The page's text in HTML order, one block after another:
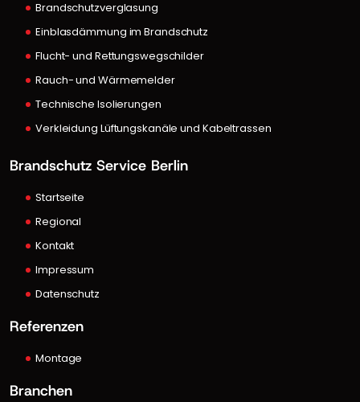
Brandschutzverglasung
Einblasdämmung im Brandschutz
Flucht- und Rettungswegschilder
Rauch- und Wärmemelder
Technische Isolierungen
Verkleidung Lüftungskanäle und Kabeltrassen
Brandschutz Service Berlin
Startseite
Regional
Kontakt
Impressum
Datenschutz
Referenzen
Montage
Branchen